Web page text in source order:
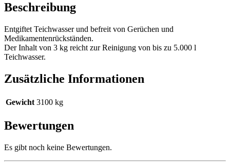
Beschreibung
Entgiftet Teichwasser und befreit von Gerüchen und
Medikamentenrückständen.
Der Inhalt von 3 kg reicht zur Reinigung von bis zu 5.000 l
Teichwasser.
Zusätzliche Informationen
Gewicht 3100 kg
Bewertungen
Es gibt noch keine Bewertungen.